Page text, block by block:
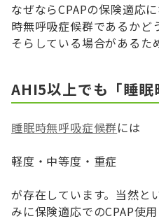
なぜならCPAPの保険適応
時無呼吸症候群であるかど
そらしている場合があるた
AHI5以上でも「睡眠
睡眠時無呼吸症候群には
軽度・中等度・重症
が存在しています。当然と
みに保険適応でのCPAP使